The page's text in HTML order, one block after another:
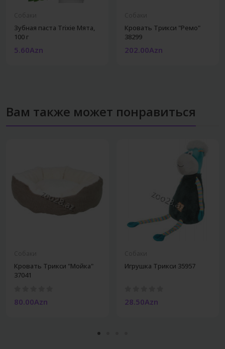
Зубная паста Trixie Мята,
100 г
5.60Azn
Кровать Трикси "Ремо"
38299
202.00Azn
Вам также может понравиться
Кровать Трикси "Мойка"
37041
80.00Azn
Игрушка Трикси 35957
28.50Azn